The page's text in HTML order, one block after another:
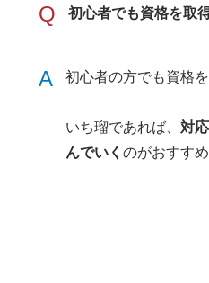
Q 初心者でも資格を取
A 初心者の方でも資格
いち瑠であれば、対
んでいくのがおすすめ